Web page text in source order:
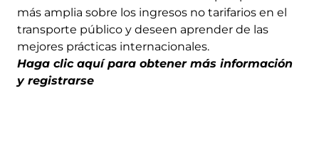
más amplia sobre los ingresos no tarifarios en el
transporte público y deseen aprender de las
mejores prácticas internacionales.
Haga clic aquí para obtener más información
y registrarse